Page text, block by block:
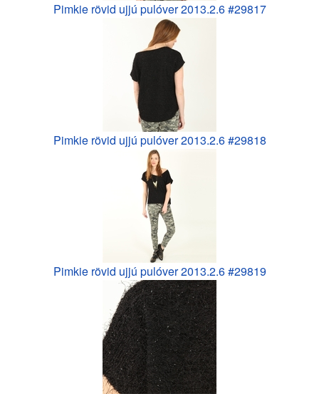
Pimkie rövid ujjú pulóver 2013.2.6 #29817
Pimkie rövid ujjú pulóver 2013.2.6 #29818
Pimkie rövid ujjú pulóver 2013.2.6 #29819